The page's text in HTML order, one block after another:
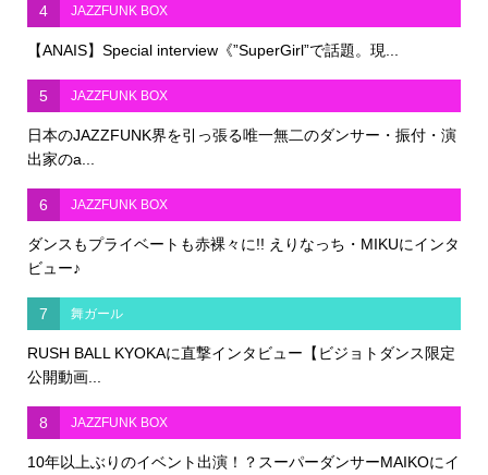
4 JAZZFUNK BOX
【ANAIS】Special interview《”SuperGirl”で話題。現...
5 JAZZFUNK BOX
日本のJAZZFUNK界を引っ張る唯一無二のダンサー・振付・演
出家のa...
6 JAZZFUNK BOX
ダンスもプライベートも赤裸々に!! えりなっち・MIKUにインタ
ビュー♪
7 舞ガール
RUSH BALL KYOKAに直撃インタビュー【ビジョトダンス限定
公開動画...
8 JAZZFUNK BOX
10年以上ぶりのイベント出演！？スーパーダンサーMAIKOにイ